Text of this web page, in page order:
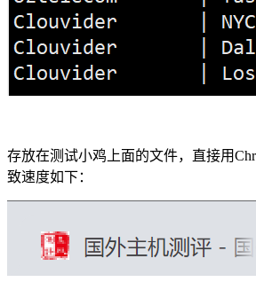
存放在测试小鸡上面的文件，直接用
致速度如下：